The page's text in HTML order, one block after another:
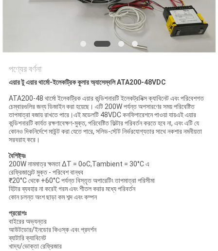
পণ্যের বর্ণনা
এয়ার টু এয়ার থার্মো-ইলেকট্রিক কুলার অ্যাসেম্বলি ATA200-48VDC
ATA200-48 থার্মো ইলেকট্রিক এয়ার কন্ডিশনারটি ইলেকট্রনিক্স ক্যাবিনেট এবং পরিবেশগত
চেম্বারগুলির জন্য ডিজাইন করা হয়েছে। এটি 200W পর্যন্ত অপসারণের সময় পরিবেষ্টিত
তাপমাত্রা বজায় রাখতে পারে।এই মডেলটি 48VDC কনফিগারেশনে পাওয়া যায়এই এয়ার
কন্ডিশনারটি কার্যত রক্ষণাবেক্ষণ-মুক্ত, পরিবেষ্টিত ফিল্টার পরিবর্তন করতে হবে না, এবং এটি যে
কোনও দিকনির্দেশে মাউন্ট করা যেতে পারে, সলিড-স্টেট নির্ভরযোগ্যতার সাথে নকশার নমনীয়তা
সরবরাহ করে।
বৈশিষ্ট্যঃ
200W নামমাত্র ক্ষমতা ΔT = 0oC,Tambient = 30°C এ
রেফ্রিজারেন্ট মুক্ত - পরিবেশ বান্ধব
₹20°C থেকে +60°C পর্যন্ত বিস্তৃত অপারেটিং তাপমাত্রা পরিসীমা
হিটার ব্যবহার না করেই গরম এবং শীতল করার মধ্যে পরিবর্তন
কোন চলন্ত অংশ ছাড়া কম শব্দ এবং কম্পন
প্রয়োগঃ
বাইরের অভ্যন্তর
আউটডোর/ইনডোর কিওস্ক এবং প্রদর্শন
ব্যাটারি ক্যাবিনেট
খাদ্য/ভোক্তা রেফ্রিজার